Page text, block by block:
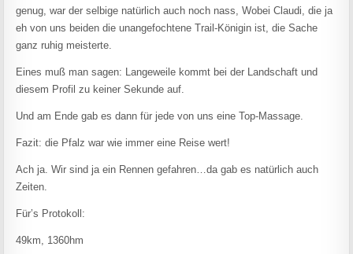
genug, war der selbige natürlich auch noch nass, Wobei Claudi, die ja
eh von uns beiden die unangefochtene Trail-Königin ist, die Sache
ganz ruhig meisterte.
Eines muß man sagen: Langeweile kommt bei der Landschaft und
diesem Profil zu keiner Sekunde auf.
Und am Ende gab es dann für jede von uns eine Top-Massage.
Fazit: die Pfalz war wie immer eine Reise wert!
Ach ja. Wir sind ja ein Rennen gefahren…da gab es natürlich auch
Zeiten.
Für’s Protokoll:
49km, 1360hm